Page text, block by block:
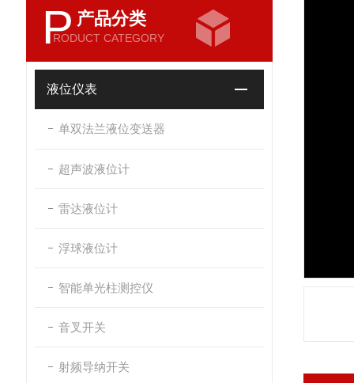
P 产品分类
RODUCT CATEGORY
液位仪表
单双法兰液位变送器
超声波液位计
雷达液位计
浮球液位计
智能单光柱测控仪
音叉开关
射频导纳开关